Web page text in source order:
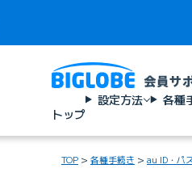
トップ
設定方法 各種
TOP 各種手続き au ID・パ